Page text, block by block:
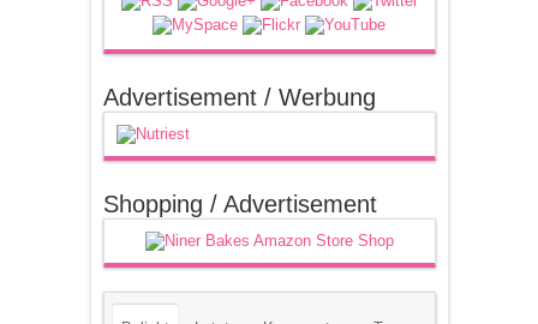
Advertisement / Werbung
Shopping / Advertisement